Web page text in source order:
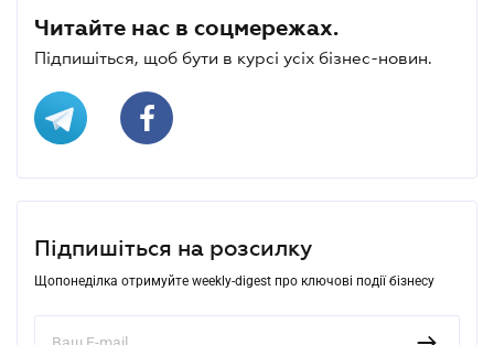
Читайте нас в соцмережах.
Підпишіться, щоб бути в курсі усіх бізнес-новин.
Підпишіться на розсилку
Щопонеділка отримуйте weekly-digest про ключові події бізнесу